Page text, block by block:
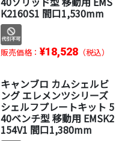
K2160S1 間口1,530mm
販売価格： ¥18,528（税込）
キャンブロ カムシェルビ
ング エレメンツシリーズ
シェルフプレートキット 5
40ベンチ型 移動用 EMSK2
154V1 間口1,380mm